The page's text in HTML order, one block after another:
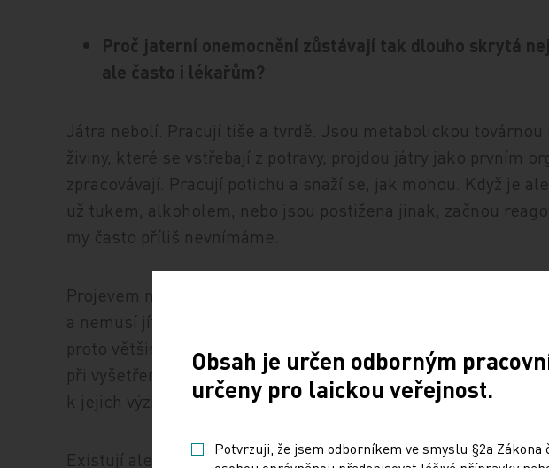
Proč jaterní onemocnění zůstávají tak dlouho skrytá
ale často i lékařům?
Játra nebolí. Pracují tiše a tvrdě. Jsou metabolickou továrnou
živiny, které se vstřebají z potravy, projdou játry jako prvním
zpracovávají. Pracují potichu a snaží se, jak mohou. Když je
už tukem, alkoholem, nebo jsou postižena jinak, začnou
my často příliš nevnímáme.
Projevem může být například únava. To je ale příznak, který
a nemusí jít ani o chorobu, protože unavení jsme občas všichni.
proto většinou nikoho k lékaři nepřivede. Jaterní onemocnění
při vyšetření jaterních testů, ale ani chronická jaterní choroba
k jejich významnému zvýšení.
Existují ale jednoduché testy založené na běžných krevních
Obsah je určen odborným
určeny pro laickou veřejnost.
Potvrzuji, že jsem odborníkem ve smyslu §2a